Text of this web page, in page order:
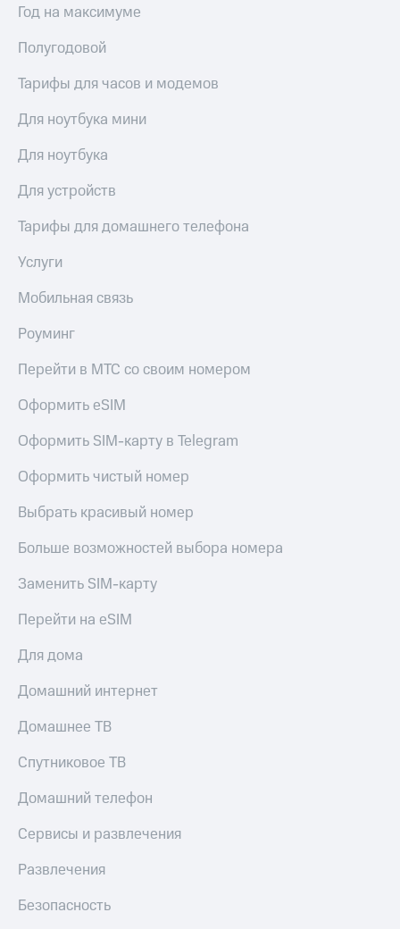
Программа
Порядок
акций
Рынок
облигаций
Еврооблигации-2023
Уведомление
облигаций
Реквизиты
развитие
На главную
Год на максимуме
Полугодовой
Тарифы для часов и модемов
Для ноутбука мини
Для ноутбука
Для устройств
Тарифы для домашнего телефона
Услуги
Мобильная связь
Роуминг
Перейти в МТС со своим номером
Оформить eSIM
Оформить SIM-карту в Telegram
Оформить чистый номер
Выбрать красивый номер
Больше возможностей выбора номера
Заменить SIM-карту
Перейти на eSIM
Для дома
Домашний интернет
Домашнее ТВ
Спутниковое ТВ
Домашний телефон
Сервисы и развлечения
Развлечения
Безопасность